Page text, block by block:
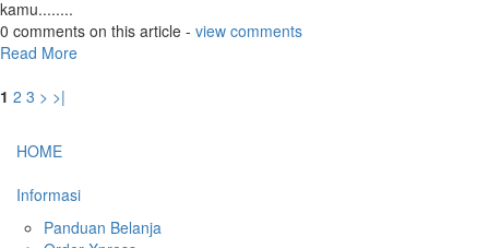
kuatir belanja online, takut barang yang dibeli berbeda dengan di foto.
Di KadoUnik kami jamin sama antara foto dengan produk yang nanti
percaya begitu saja makanya KadoUnik lebih menyarankan kamu-
0 comments on this article -
Read More
2 3 > >|